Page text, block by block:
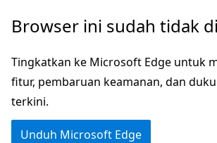
Lompati
konten
utama
Browser ini sudah tidak
Tingkatkan ke Microsoft Edge untuk
fitur, pembaruan keamanan, dan
terkini.
Unduh Microsoft Edge